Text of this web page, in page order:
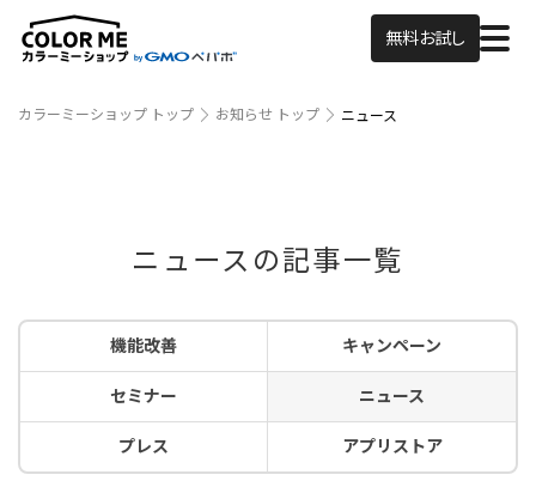
無料お試し
カラーミーショップ トップ お知らせ トップ ニュース
ニュースの記事一覧
機能改善 キャンペーン
セミナー ニュース
プレス アプリストア